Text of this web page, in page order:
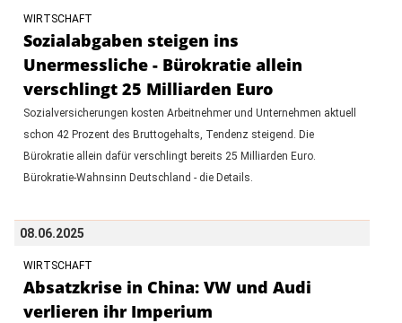
WIRTSCHAFT
Sozialabgaben steigen ins
Unermessliche - Bürokratie allein
verschlingt 25 Milliarden Euro
Sozialversicherungen kosten Arbeitnehmer und Unternehmen aktuell
schon 42 Prozent des Bruttogehalts, Tendenz steigend. Die
Bürokratie allein dafür verschlingt bereits 25 Milliarden Euro.
Bürokratie-Wahnsinn Deutschland - die Details.
08.06.2025
WIRTSCHAFT
Absatzkrise in China: VW und Audi
verlieren ihr Imperium